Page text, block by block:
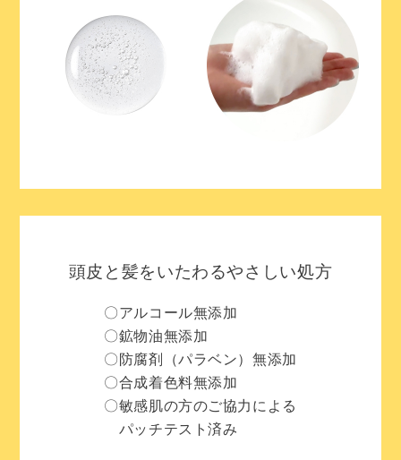
頭皮と髪をいたわるやさしい処方
〇アルコール無添加
〇鉱物油無添加
〇防腐剤（パラベン）無添加
〇合成着色料無添加
〇敏感肌の方のご協力による
パッチテスト済み